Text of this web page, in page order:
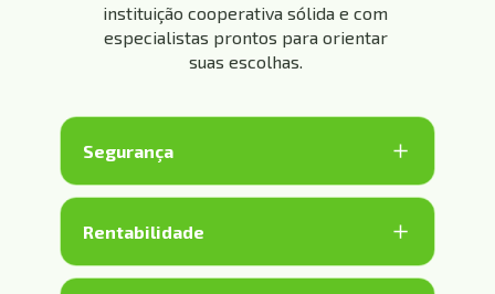
instituição cooperativa sólida e com
especialistas prontos para orientar
suas escolhas.
Segurança
Somos uma instituição com mais de 120 anos
governança transparente e foco no
desenvolvimento sustentável e avaliada pelas
três principais agências de risco globais —
Rentabilidade
Produtos com taxas competitivas e opções de